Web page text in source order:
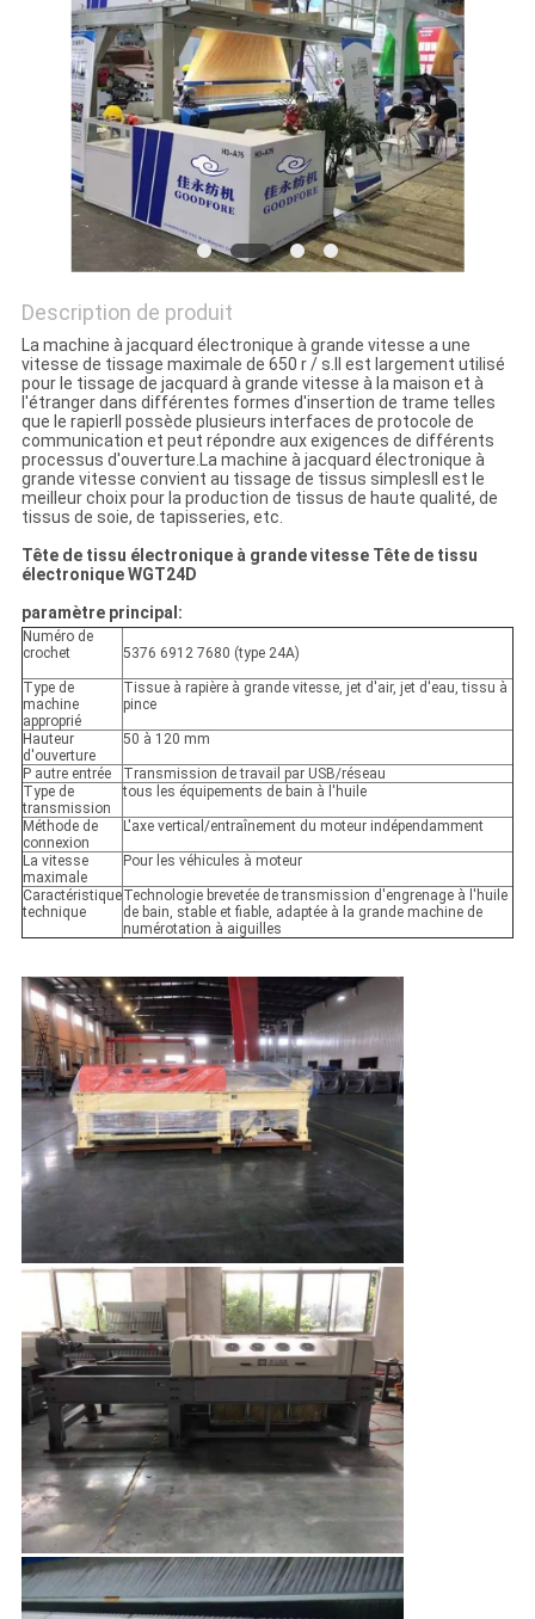
NOUVELLES
DEMANDEZ
UN DEVIS
SITE
PRIVACY
POLICY
Description de produit
La machine à jacquard électronique à grande vitesse a une
vitesse de tissage maximale de 650 r / s.Il est largement utilisé
pour le tissage de jacquard à grande vitesse à la maison et à
l'étranger dans différentes formes d'insertion de trame telles
que le rapierIl possède plusieurs interfaces de protocole de
communication et peut répondre aux exigences de différents
processus d'ouverture.La machine à jacquard électronique à
grande vitesse convient au tissage de tissus simplesIl est le
meilleur choix pour la production de tissus de haute qualité, de
tissus de soie, de tapisseries, etc.
Tête de tissu électronique à grande vitesse Tête de tissu
électronique WGT24D
paramètre principal:
Numéro de
crochet
5376 6912 7680 (type 24A)
Type de
machine
approprié
Tissue à rapière à grande vitesse, jet d'air, jet d'eau, tissu à
pince
Hauteur
d'ouverture
50 à 120 mm
P autre entrée
Transmission de travail par USB/réseau
Type de
transmission
tous les équipements de bain à l'huile
Méthode de
connexion
L'axe vertical/entraînement du moteur indépendamment
La vitesse
maximale
Pour les véhicules à moteur
Caractéristique
technique
Technologie brevetée de transmission d'engrenage à l'huile
de bain, stable et fiable, adaptée à la grande machine de
numérotation à aiguilles